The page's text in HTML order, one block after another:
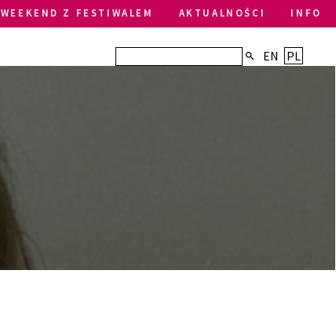
WEEKEND Z FESTIWALEM AKTUALNOŚCI INFO
EN PL